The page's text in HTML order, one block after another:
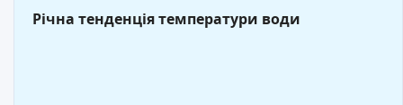
Річна тенденція температури води